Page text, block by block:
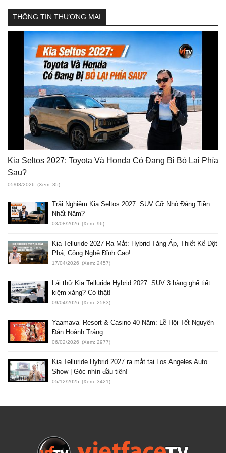
THÔNG TIN THƯƠNG MẠI
Kia Seltos 2027: Toyota Và Honda Có Đang Bị Bỏ Lại Phía
Sau?
05/08/2026 (Xem: 35)
Trải Nghiệm Kia Seltos 2027: SUV Cỡ Nhỏ Đáng Tiền
Nhất Năm?
03/08/2026 (Xem: 96)
Kia Telluride 2027 Ra Mắt: Hybrid Tăng Áp, Thiết Kế Đột
Phá, Công Nghệ Đỉnh Cao!
17/04/2026 (Xem: 2457)
Lái thử Kia Telluride Hybrid 2027: SUV 3 hàng ghế tiết
kiệm xăng? Có thật!
09/04/2026 (Xem: 2583)
Yaamava’ Resort & Casino 40 Năm: Lễ Hội Tết Nguyên
Đán Hoành Tráng
06/02/2026 (Xem: 2977)
Kia Telluride Hybrid 2027 ra mắt tại Los Angeles Auto
Show | Góc nhìn đầu tiên!
05/12/2025 (Xem: 3421)